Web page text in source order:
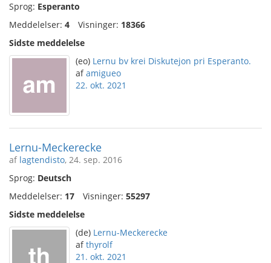
Sprog: Esperanto
Meddelelser: 4 Visninger: 18366
Sidste meddelelse
(eo) Lernu bv krei Diskutejon pri Esperanto.
afamigueo
22. okt. 2021
Lernu-Meckerecke
af lagtendisto, 24. sep. 2016
Sprog: Deutsch
Meddelelser: 17 Visninger: 55297
Sidste meddelelse
(de) Lernu-Meckerecke
afthyrolf
21. okt. 2021